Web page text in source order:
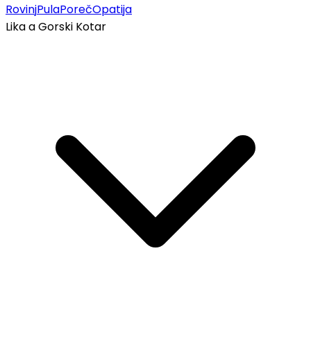
RovinjPulaPorečOpatija
Lika a Gorski Kotar